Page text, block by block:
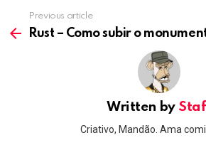
more
Previous article
Rust – Como subir o
Written by
Criativo, Mandão. Ama